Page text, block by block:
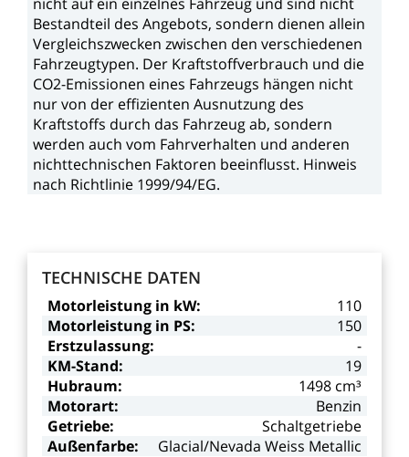
Bestandteil des Angebots, sondern dienen allein
Vergleichszwecken zwischen den verschiedenen
Fahrzeugtypen. Der Kraftstoffverbrauch und die
CO2-Emissionen eines Fahrzeugs hängen nicht
nurvon der effizienten Ausnutzung des
Kraftstoffs durch das Fahrzeugab, sondern
werden auch vom Fahrverhalten und anderen
nichttechnischen Faktoren beeinflusst. Hinweis
nach Richtlinie 1999/94/EG.
TECHNISCHE DATEN
Motorleistung in kW:
110
Motorleistung in PS:
150
Erstzulassung:
-
KM-Stand:
19
Hubraum:
1498 cm³
Motorart:
Benzin
Getriebe:
Schaltgetriebe
Außenfarbe:
Glacial/Nevada Weiss Metallic